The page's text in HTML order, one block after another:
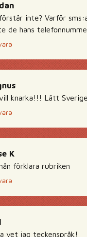
inte? Varför
de hans
knarka!!! Lätt
K
förklara rubriken
vet jag teckenspråk!